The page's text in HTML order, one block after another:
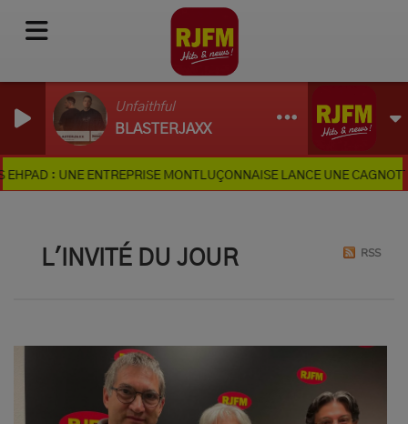
Unfaithful
BLASTERJAXX
ENTREPRISE MONTLUÇONNAISE LANCE UNE CAGNOTTE EN
L'INVITÉ DU JOUR RSS